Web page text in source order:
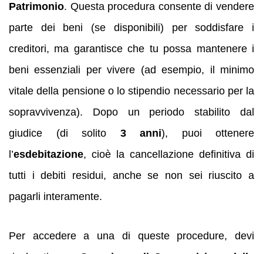
Patrimonio. Questa procedura consente di vendere
parte dei beni (se disponibili) per soddisfare i
creditori, ma garantisce che tu possa mantenere i
beni essenziali per vivere (ad esempio, il minimo
vitale della pensione o lo stipendio necessario per la
sopravvivenza). Dopo un periodo stabilito dal
giudice (di solito 3 anni), puoi ottenere
l’esdebitazione, cioè la cancellazione definitiva di
tutti i debiti residui, anche se non sei riuscito a
pagarli interamente.
Per accedere a una di queste procedure, devi